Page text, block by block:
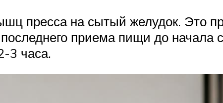
пресса на сытый желудок. Это
приема пищи до начала
3 часа.